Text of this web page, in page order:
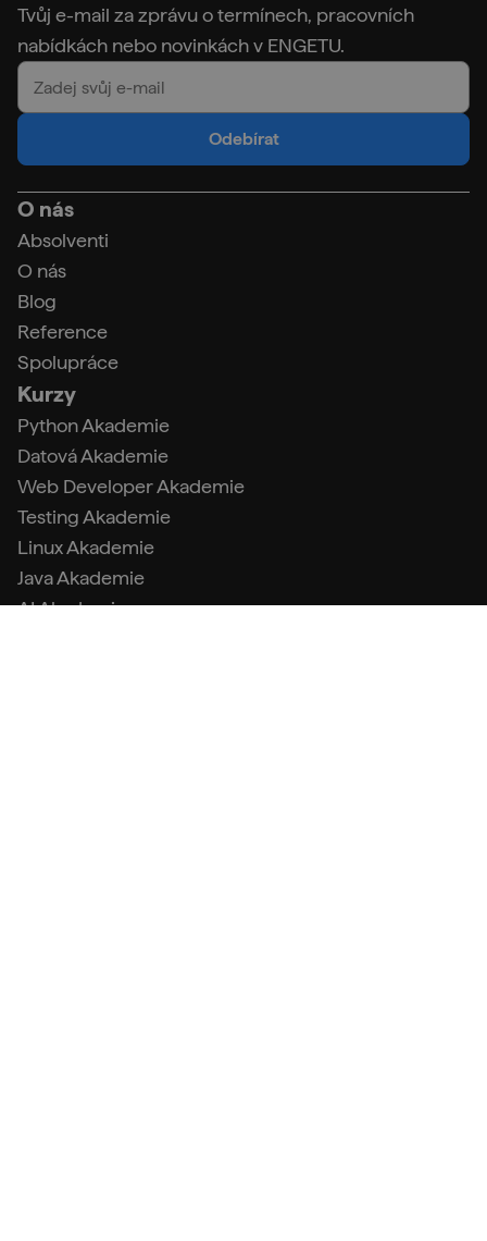
Tvůj e-mail za zprávu o termínech, pracovních
nabídkách nebo novinkách v ENGETU.
Odebírat
O nás
Absolventi
O nás
Blog
Reference
Spolupráce
Kurzy
Python Akademie
Datová Akademie
Web Developer Akademie
Testing Akademie
Linux Akademie
Java Akademie
AI Akademie